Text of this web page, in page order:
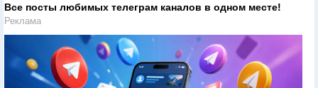
Все посты любимых телеграм каналов в одном месте!
Реклама